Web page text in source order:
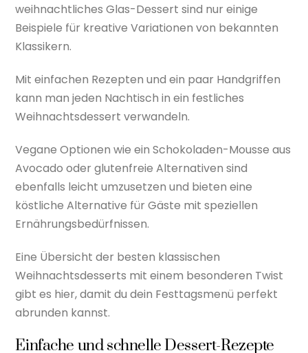
weihnachtliches Glas-Dessert sind nur einige
Beispiele für kreative Variationen von bekannten
Klassikern.
Mit einfachen Rezepten und ein paar Handgriffen
kann man jeden Nachtisch in ein festliches
Weihnachtsdessert verwandeln.
Vegane Optionen wie ein Schokoladen-Mousse aus
Avocado oder glutenfreie Alternativen sind
ebenfalls leicht umzusetzen und bieten eine
köstliche Alternative für Gäste mit speziellen
Ernährungsbedürfnissen.
Eine Übersicht der besten klassischen
Weihnachtsdesserts mit einem besonderen Twist
gibt es hier, damit du dein Festtagsmenü perfekt
abrunden kannst.
Einfache und schnelle Dessert-Rezepte